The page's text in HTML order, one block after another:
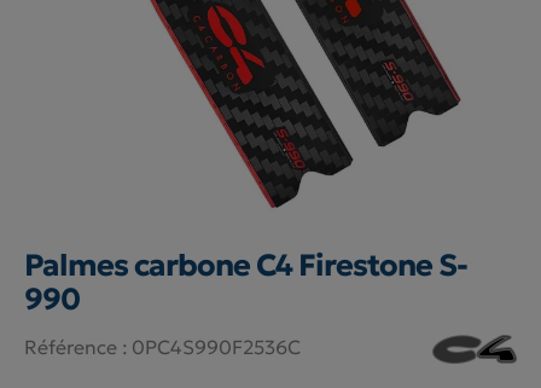
Palmes carbone C4 Firestone S-
990
Référence : 0PC4S990F2536C